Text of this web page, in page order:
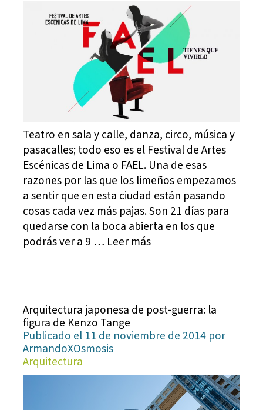
Teatro en sala y calle, danza, circo, música y
pasacalles; todo eso es el Festival de Artes
Escénicas de Lima o FAEL. Una de esas
razones por las que los limeños empezamos
a sentir que en esta ciudad están pasando
cosas cada vez más pajas. Son 21 días para
quedarse con la boca abierta en los que
podrás ver a 9 … Leer más
Arquitectura japonesa de post-guerra: la
figura de Kenzo Tange
Publicado el 11 de noviembre de 2014 por
ArmandoXOsmosis
Arquitectura